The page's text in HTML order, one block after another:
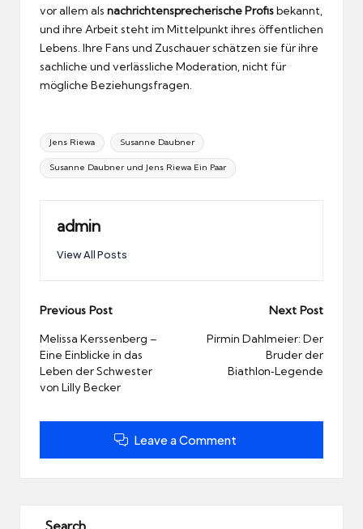
vor allem als nachrichtensprecherische Profisbekannt,
und ihre Arbeit steht im Mittelpunkt ihres öffentlichen
Lebens. Ihre Fans und Zuschauer schätzen sie für ihre
sachliche und verlässliche Moderation, nicht für
mögliche Beziehungsfragen.
Tags:
Jens Riewa Susanne Daubner
Susanne Daubner und Jens Riewa Ein Paar
admin
View All Posts
Post
navigation
Previous Post
Melissa Kerssenberg –
Eine Einblicke in das
Leben der Schwester
von Lilly Becker
Next Post
Pirmin Dahlmeier: Der
Bruder der
Biathlon‑Legende
Leave a Comment
Search